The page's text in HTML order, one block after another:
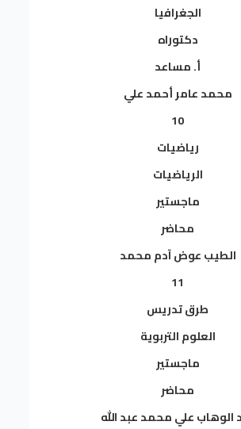
الجغرافيا
دكتوراه
أ. مساعد
محمد عامر أحمد علي
10
رياضيات
الرياضيات
ماجستير
محاضر
الطيب عوض آدم محمد
11
طرق تدريس
العلوم التربوية
ماجستير
محاضر
الوهاب علي محمد عبد الله